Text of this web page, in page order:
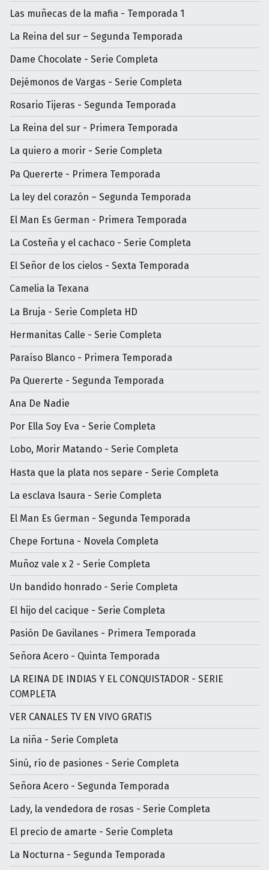
Las muñecas de la mafia - Temporada 1
La Reina del sur – Segunda Temporada
Dame Chocolate - Serie Completa
Dejémonos de Vargas - Serie Completa
Rosario Tijeras - Segunda Temporada
La Reina del sur - Primera Temporada
La quiero a morir - Serie Completa
Pa Quererte - Primera Temporada
La ley del corazón – Segunda Temporada
El Man Es German - Primera Temporada
La Costeña y el cachaco - Serie Completa
El Señor de los cielos - Sexta Temporada
Camelia la Texana
La Bruja - Serie Completa HD
Hermanitas Calle - Serie Completa
Paraíso Blanco - Primera Temporada
Pa Quererte - Segunda Temporada
Ana De Nadie
Por Ella Soy Eva - Serie Completa
Lobo, Morir Matando - Serie Completa
Hasta que la plata nos separe - Serie Completa
La esclava Isaura - Serie Completa
El Man Es German - Segunda Temporada
Chepe Fortuna - Novela Completa
Muñoz vale x 2 - Serie Completa
Un bandido honrado - Serie Completa
El hijo del cacique - Serie Completa
Pasión De Gavilanes - Primera Temporada
Señora Acero - Quinta Temporada
LA REINA DE INDIAS Y EL CONQUISTADOR - SERIE
COMPLETA
VER CANALES TV EN VIVO GRATIS
La niña - Serie Completa
Sinú, río de pasiones - Serie Completa
Señora Acero - Segunda Temporada
Lady, la vendedora de rosas - Serie Completa
El precio de amarte - Serie Completa
La Nocturna - Segunda Temporada